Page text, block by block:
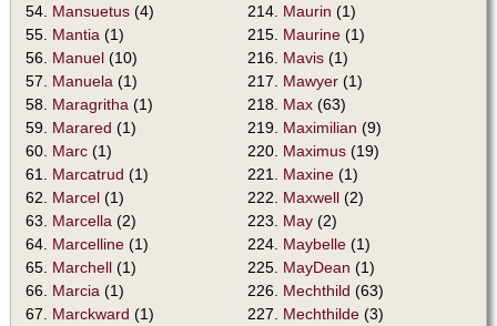
54. Mansuetus (4)
55. Mantia (1)
56. Manuel (10)
57. Manuela (1)
58. Maragritha (1)
59. Marared (1)
60. Marc (1)
61. Marcatrud (1)
62. Marcel (1)
63. Marcella (2)
64. Marcelline (1)
65. Marchell (1)
66. Marcia (1)
67. Marckward (1)
214. Maurin (1)
215. Maurine (1)
216. Mavis (1)
217. Mawyer (1)
218. Max (63)
219. Maximilian (9)
220. Maximus (19)
221. Maxine (1)
222. Maxwell (2)
223. May (2)
224. Maybelle (1)
225. MayDean (1)
226. Mechthild (63)
227. Mechthilde (3)